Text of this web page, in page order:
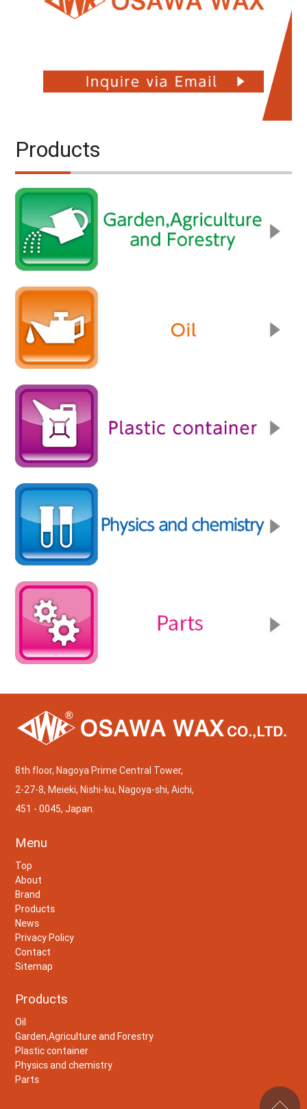
Products
8th floor, Nagoya Prime Central Tower,
2-27-8, Meieki, Nishi-ku, Nagoya-shi, Aichi,
451 - 0045, Japan.
Menu
Top
About
Brand
Products
News
Privacy Policy
Contact
Sitemap
Products
Oil
Garden,Agriculture and Forestry
Plastic container
Physics and chemistry
Parts